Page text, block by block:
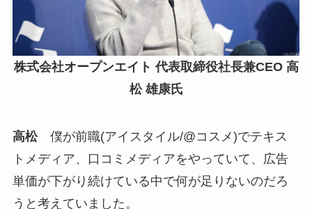
株式会社オープンエイト 代表取締役社長兼CEO 高
松 雄康氏
高松僕が前職(アイスタイル/@コスメ)でテキス
トメディア、口コミメディアをやっていて、広告
単価が下がり続けている中で何が足りないのだろ
うと考えていました。